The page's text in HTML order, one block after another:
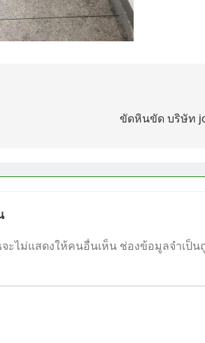
ขัดหินขัด บริษัท
ะไม่แสดงให้คนอื่นเห็น ช่องข้อมูลจำเป็น